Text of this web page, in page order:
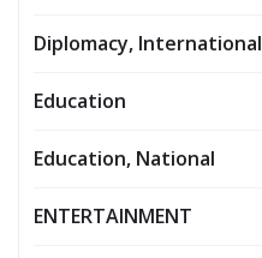
Diplomacy, International
Education
Education, National
ENTERTAINMENT